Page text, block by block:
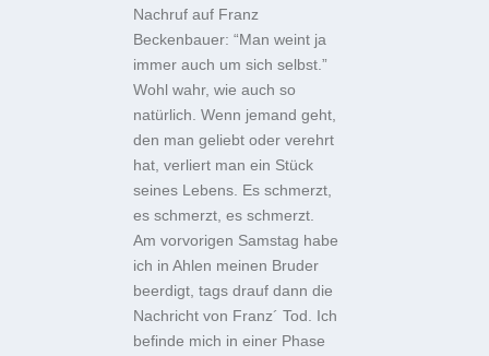
Nachruf auf Franz
Beckenbauer: “Man weint ja
immer auch um sich selbst.”
Wohl wahr, wie auch so
natürlich. Wenn jemand geht,
den man geliebt oder verehrt
hat, verliert man ein Stück
seines Lebens. Es schmerzt,
es schmerzt, es schmerzt.
Am vorvorigen Samstag habe
ich in Ahlen meinen Bruder
beerdigt, tags drauf dann die
Nachricht von Franz´ Tod. Ich
befinde mich in einer Phase